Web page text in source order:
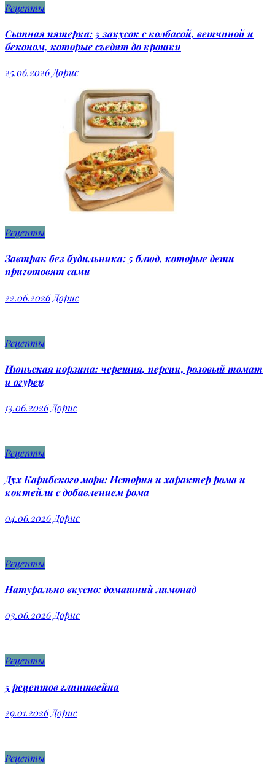
Рецепты
Сытная пятерка: 5 закусок с колбасой, ветчиной и
беконом, которые съедят до крошки
25.06.2026Дорис
Рецепты
Завтрак без будильника: 5 блюд, которые дети
приготовят сами
22.06.2026 Дорис
Рецепты
Июньская корзина: черешня, персик, розовый томат
и огурец
13.06.2026Дорис
Рецепты
Дух Карибского моря: История и характер рома и
коктейли с добавлением рома
04.06.2026 Дорис
Рецепты
Натурально вкусно: домашний лимонад
03.06.2026Дорис
Рецепты
5 рецептов глинтвейна
29.01.2026 Дорис
Рецепты